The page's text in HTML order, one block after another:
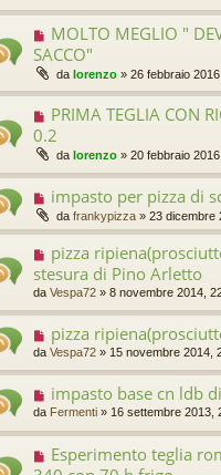
MOLTO MEGLIO "
SACCO"
da lorenzo » 26 febbraio
PRIMA TEGLIA CON
0.2
da lorenzo » 20 febbraio
impasto per pizza di
da frankypizza » 23 dicembre
pizza
stesura di Pino Arletto
da Vespa72 » 8 novembre 2014,
pizza
da Vespa72 » 15 novembre 2014,
impasto base cn ldb
da Fermenti » 16 settembre 2013,
Esperimento teglia